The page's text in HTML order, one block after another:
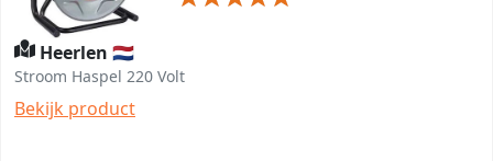
Heerlen 🇳🇱
Stroom Haspel 220 Volt
Bekijk product